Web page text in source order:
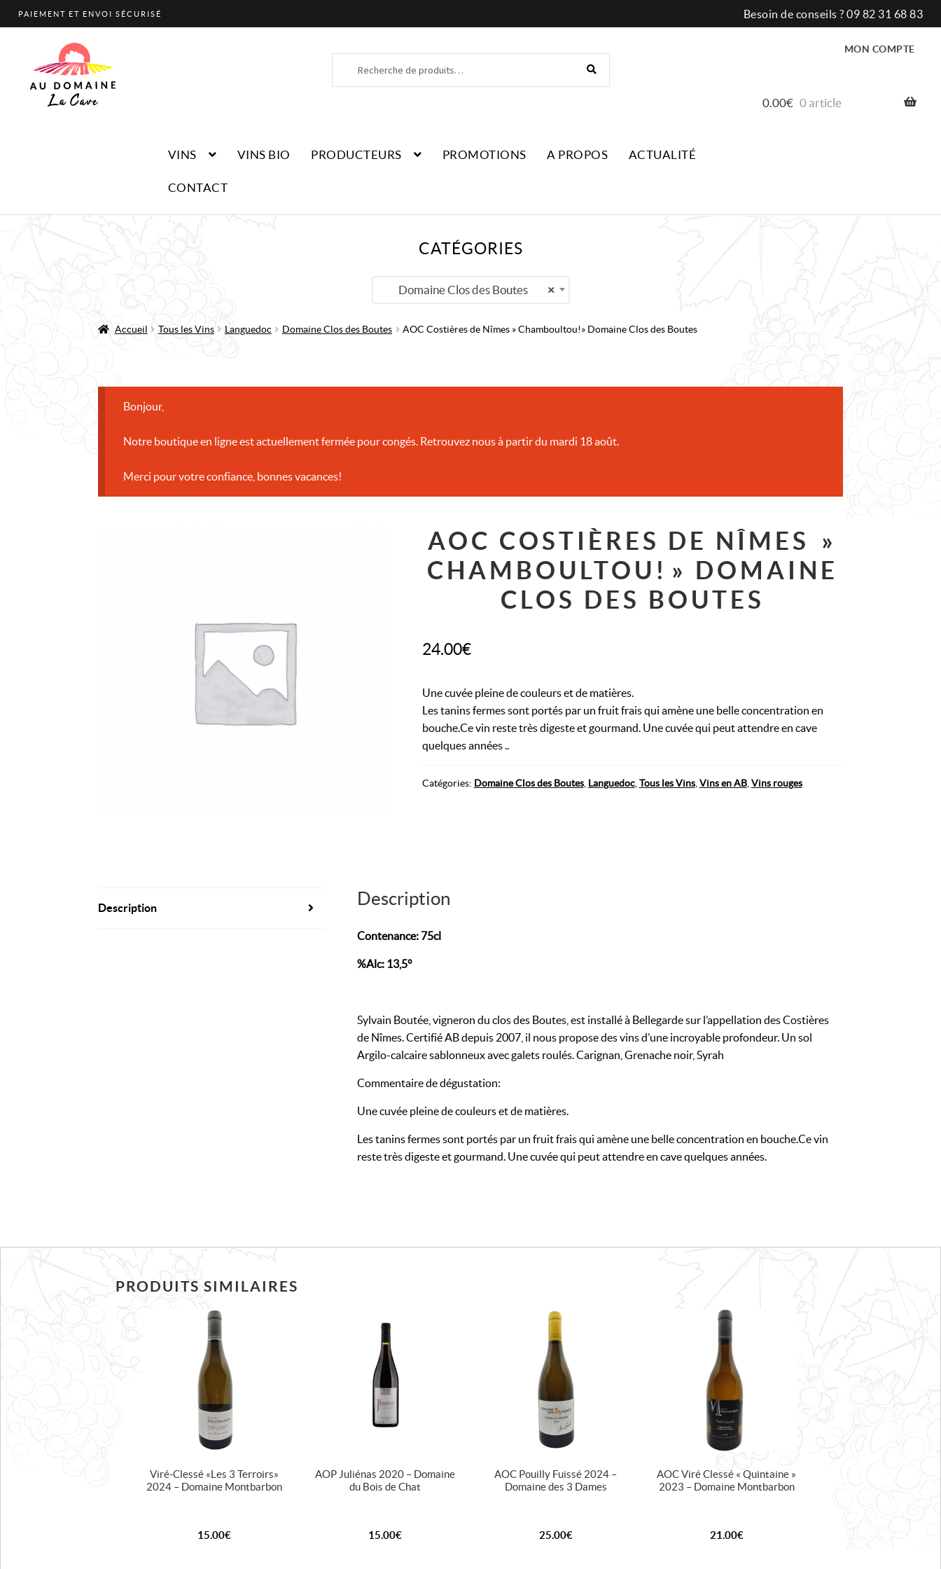
PAIEMENT ET ENVOI SÉCURISÉ Besoin de conseils ? 09 82 31 68 83
navigation
contenu
MON COMPTE
0.00€ 0 article
VINS VINS BIO PRODUCTEURS PROMOTIONS A PROPOS ACTUALITÉ
CONTACT
CATÉGORIES
×
Domaine Clos des Boutes
Accueil Tous les Vins Languedoc Domaine Clos des Boutes AOC Costières de Nîmes » Chamboultou! » Domaine Clos des Boutes
Bonjour,
Notre boutique en ligne est actuellement fermée pour congés. Retrouvez nous à partir du mardi 18 août.
Merci pour votre confiance, bonnes vacances!
AOC COSTIÈRES DE NÎMES »
CHAMBOULTOU! » DOMAINE
CLOS DES BOUTES
24.00€
Une cuvée pleine de couleurs et de matières.
Les tanins fermes sont portés par un fruit frais qui amène une belle concentration en
bouche.Ce vin reste très digeste et gourmand. Une cuvée qui peut attendre en cave
quelques années ..
Catégories : Domaine Clos des Boutes, Languedoc, Tous les Vins, Vins en AB, Vins rouges
Description Description
Contenance: 75cl
%Alc: 13,5°
Sylvain Boutée, vigneron du clos des Boutes, est installé à Bellegarde sur l’appellation des Costières
de Nîmes. Certifié AB depuis 2007, il nous propose des vins d’une incroyable profondeur. Un sol
Argilo-calcaire sablonneux avec galets roulés. Carignan, Grenache noir, Syrah
Commentaire de dégustation :
Une cuvée pleine de couleurs et de matières.
Les tanins fermes sont portés par un fruit frais qui amène une belle concentration en bouche.Ce vin
reste très digeste et gourmand. Une cuvée qui peut attendre en cave quelques années.
PRODUITS SIMILAIRES
Viré-Clessé « Les 3 Terroirs »
2024 – Domaine Montbarbon
15.00€
AOP Juliénas 2020 – Domaine
du Bois de Chat
15.00€
AOC Pouilly Fuissé 2024 –
Domaine des 3 Dames
25.00€
AOC Viré Clessé « Quintaine »
2023 – Domaine Montbarbon
21.00€